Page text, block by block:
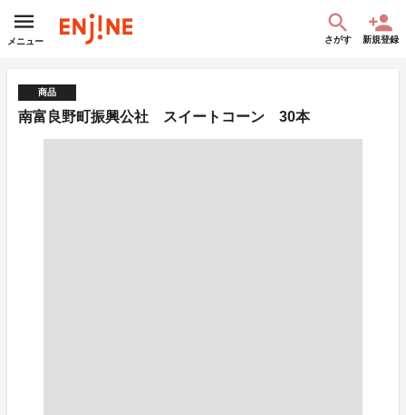
メニュー さがす 新規登録
商品
南富良野町振興公社 スイートコーン 30本